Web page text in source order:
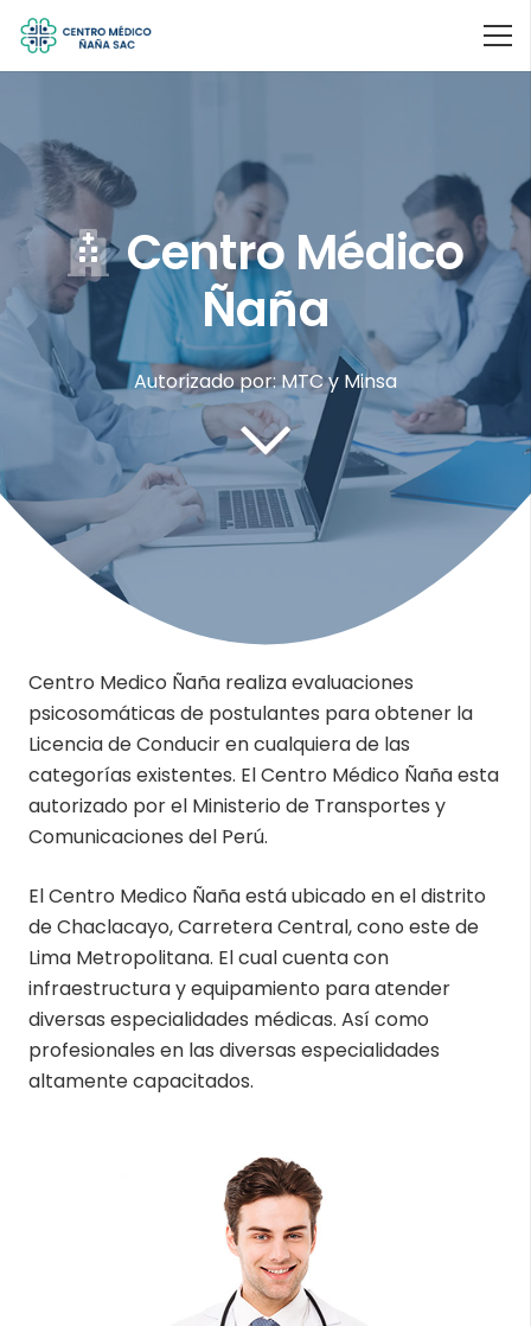
Centro Médico
Ñaña
Autorizado por: MTC y Minsa
Centro Medico Ñaña realiza evaluaciones
psicosomáticas de postulantes para obtener la
Licencia de Conducir en cualquiera de las
categorías existentes. El Centro Médico Ñaña esta
autorizado por el Ministerio de Transportes y
Comunicaciones del Perú.
El Centro Medico Ñaña está ubicado en el distrito
de Chaclacayo, Carretera Central, cono este de
Lima Metropolitana. El cual cuenta con
infraestructura y equipamiento para atender
diversas especialidades médicas. Así como
profesionales en las diversas especialidades
altamente capacitados.